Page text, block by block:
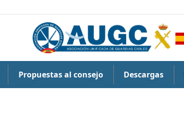
Propuestas al consejo Descargas